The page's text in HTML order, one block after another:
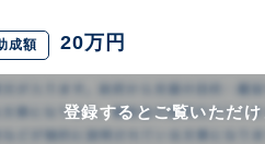
成額 20万円
登録するとご覧いただ